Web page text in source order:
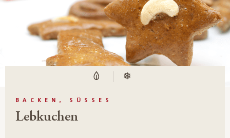
BACKEN, SÜSSES
Lebkuchen